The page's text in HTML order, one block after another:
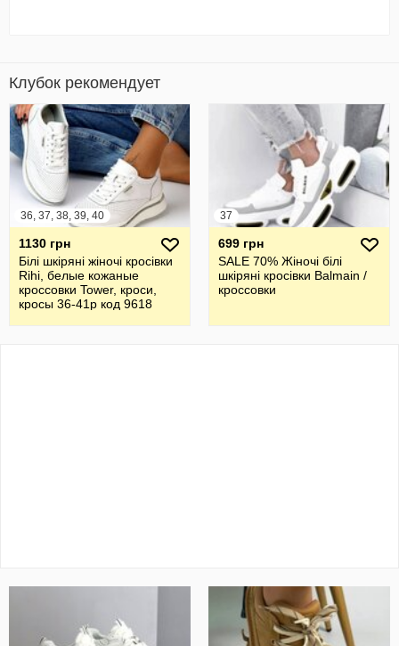
Клубок рекомендует
36, 37, 38, 39, 40
1130 грн
Білі шкіряні жіночі кросівки
Rihi, белые кожаные
кроссовки Tower, кроси,
кросы 36-41р код 9618
37
699 грн
SALE 70% Жіночі білі
шкіряні кросівки Balmain /
кроссовки